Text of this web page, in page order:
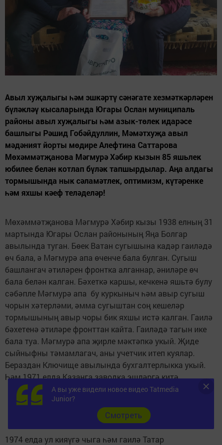
Авыл хуҗалыгы һәм эшкәртү сәнәгате хезмәткәрләрен
бүләкләү кысаларында Югары Ослан муниципаль
районы авыл хуҗалыгы һәм азык-төлек идарәсе
башлыгы Рәшид Гобәйдуллин, Мәмәтхуҗа авыл
мәдәният йорты мөдире Алефтина Саттарова
Мөхәммәтҗанова Мәгмурә Хәбир кызын 85 яшьлек
юбилее белән котлап бүләк тапшырдылар. Аңа алдагы
тормышында нык сәламәтлек, оптимизм, күтәренке
һәм яхшы кәеф теләделәр!
Мөхәммәтҗанова Мәгмурә Хәбир кызы 1938 елның 31
мартында Югары Ослан районының Яңа Болгар
авылында туган. Бөек Ватан сугышына кадәр гаиләдә
өч бала, ә Мәгмурә апа өченче бала булган. Сугыш
башлангач әтиләрен фронтка алганнар, әниләре өч
бала белән калган. Бәхеткә каршы, кечкенә яшьтә булу
сәбәпле Мәгмурә апа бу куркыныч һәм авыр сугыш
чорын хәтерләми, әмма сугыштан соң кешеләр
тормышының авыр чоры бик яхшы истә калган. Гаилә
бәхетенә әтиләре фронттан кайта. Гаиләдә тагын ике
бала туа. Мәгмурә апа җирле мәктәпкә укый. Җиде
сыйныфны тәмамлагач, аны учетчик итеп куялар.
Бераздан Ключище авылында бухгалтерлыкка укый.
Һәм 1971 елда Казанга заводка эшләргә китә.
1974 елда ул кияүгә чыга һәм гаилә Татар
А вы уже видели новое видео Tatmedia
Junior?
Cмотреть